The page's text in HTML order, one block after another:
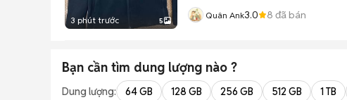
3 phút trước 5 Quân Ank3.0 8 đã bán
Bạn cần tìm dung lượng nào ?
Dung lượng: 64 GB 128 GB 256 GB 512 GB 1 TB